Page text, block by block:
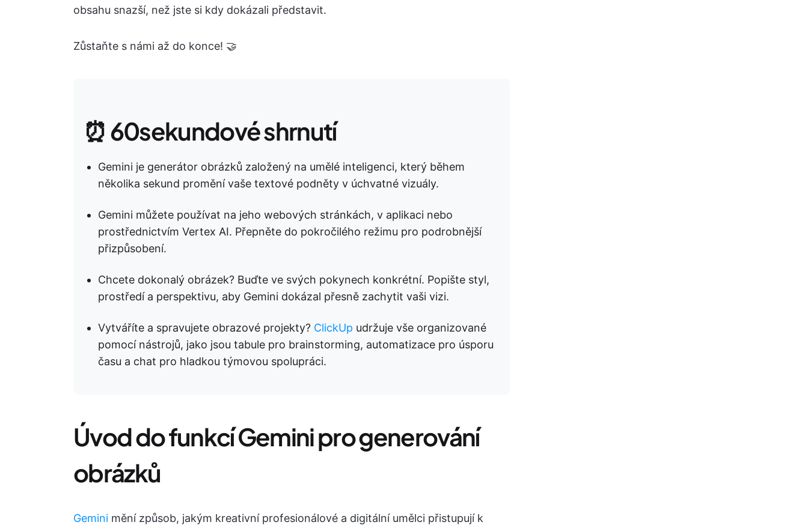
obsahu snazší, než jste si kdy dokázali představit.
Zůstaňte s námi až do konce! 🤝
⏰ 60sekundové shrnutí
Gemini je generátor obrázků založený na umělé inteligenci, který během
několika sekund promění vaše textové podněty v úchvatné vizuály.
Gemini můžete používat na jeho webových stránkách, v aplikaci nebo
prostřednictvím Vertex AI. Přepněte do pokročilého režimu pro podrobnější
přizpůsobení.
Chcete dokonalý obrázek? Buďte ve svých pokynech konkrétní. Popište styl,
prostředí a perspektivu, aby Gemini dokázal přesně zachytit vaši vizi.
Vytváříte a spravujete obrazové projekty? ClickUp udržuje vše organizované
pomocí nástrojů, jako jsou tabule pro brainstorming, automatizace pro úsporu
času a chat pro hladkou týmovou spolupráci.
Úvod do funkcí Gemini pro generování
obrázků
Gemini mění způsob, jakým kreativní profesionálové a digitální umělci přistupují k